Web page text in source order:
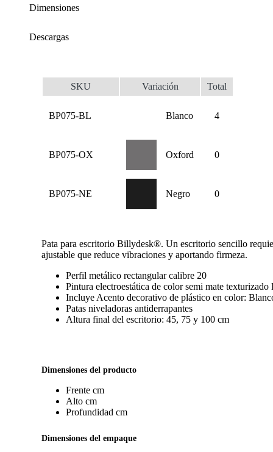
Dimensiones
Descargas
SKU Variación Total
BP075-BL Blanco 4
BP075-OX Oxford 0
BP075-NE Negro 0
Pata para escritorio Billydesk®. Un escritorio sencillo
ajustable que reduce vibraciones y aportando firmeza.
Perfil metálico rectangular calibre 20
Pintura electroestática de color semi mate
Incluye Acento decorativo de plástico en color:
Patas niveladoras antiderrapantes
Altura final del escritorio: 45, 75 y 100 cm
Dimensiones del producto
Frente cm
Alto cm
Profundidad cm
Dimensiones del empaque